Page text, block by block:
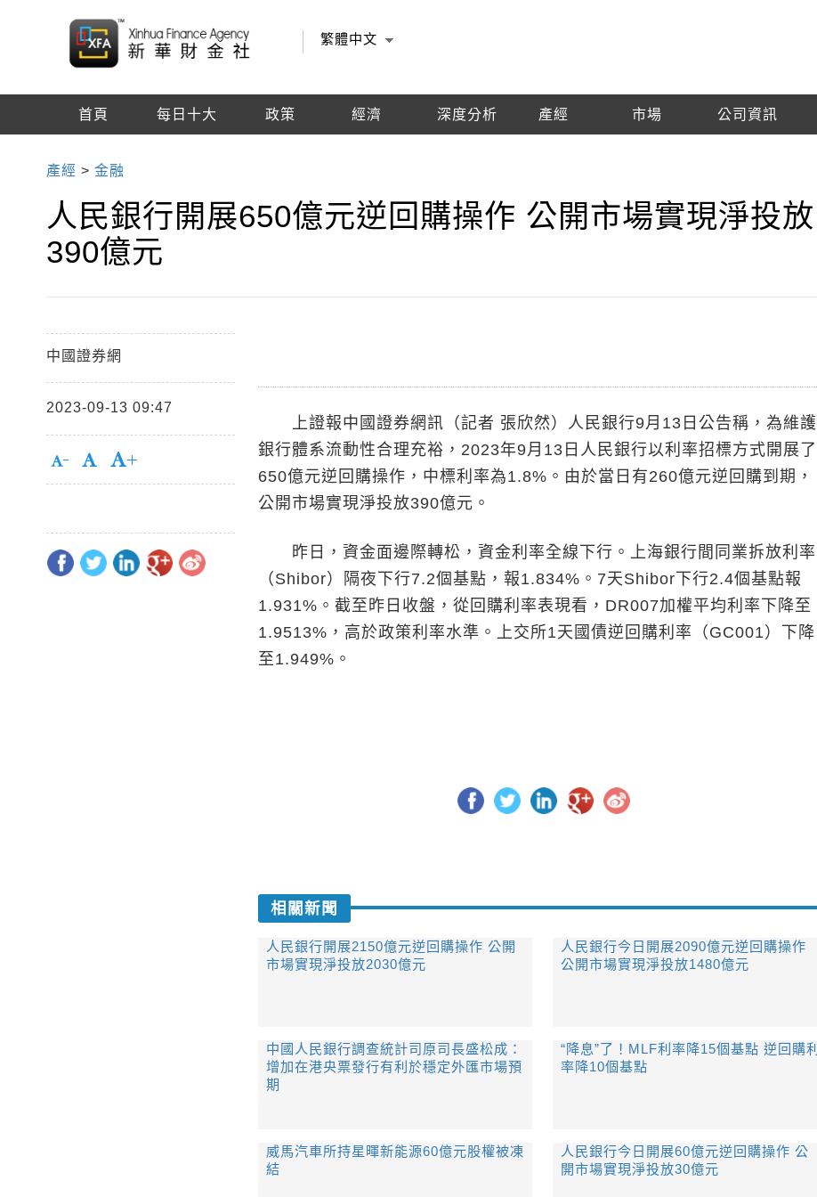
繁體中文
首頁 每日十大 政策 經濟 深度分析 產經 市場 公司資訊
產經 >金融
人民銀行開展650億元逆回購操作 公開市場實現淨投放
390億元
中國證券網
2023-09-13 09:47
上證報中國證券網訊（記者 張欣然）人民銀行9月13日公告稱，為維護
銀行體系流動性合理充裕，2023年9月13日人民銀行以利率招標方式開展了
650億元逆回購操作，中標利率為1.8%。由於當日有260億元逆回購到期，
公開市場實現淨投放390億元。
昨日，資金面邊際轉松，資金利率全線下行。上海銀行間同業拆放利率
（Shibor）隔夜下行7.2個基點，報1.834%。7天Shibor下行2.4個基點報
1.931%。截至昨日收盤，從回購利率表現看，DR007加權平均利率下降至
1.9513%，高於政策利率水準。上交所1天國債逆回購利率（GC001）下降
至1.949%。
相關新聞
人民銀行開展2150億元逆回購操作 公開
市場實現淨投放2030億元
人民銀行今日開展2090億元逆回購操作
公開市場實現淨投放1480億元
中國人民銀行調查統計司原司長盛松成：
增加在港央票發行有利於穩定外匯市場預
期
“降息”了！MLF利率降15個基點 逆回購利
率降10個基點
威馬汽車所持星暉新能源60億元股權被凍
結
人民銀行今日開展60億元逆回購操作 公
開市場實現淨投放30億元